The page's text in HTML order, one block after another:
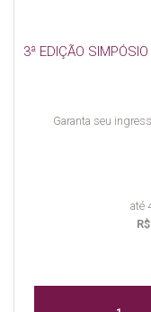
3ª EDIÇÃO
Garanta seu
até